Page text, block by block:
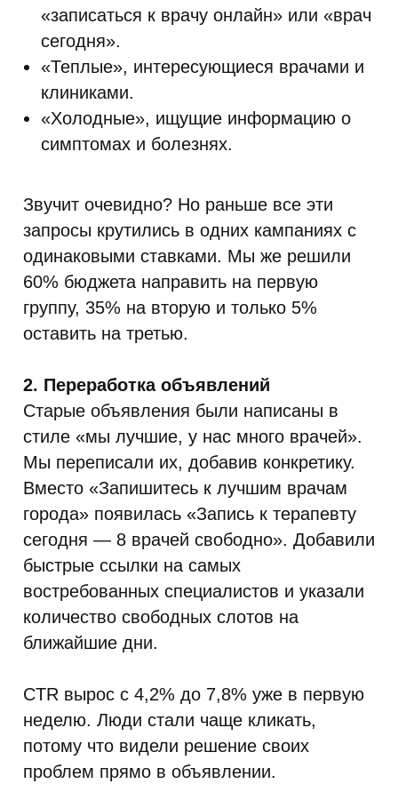
«записаться к врачу онлайн» или «врач
сегодня».
«Теплые», интересующиеся врачами и
клиниками.
«Холодные», ищущие информацию о
симптомах и болезнях.
Звучит очевидно? Но раньше все эти
запросы крутились в одних кампаниях с
одинаковыми ставками. Мы же решили
60% бюджета направить на первую
группу, 35% на вторую и только 5%
оставить на третью.
2. Переработка объявлений
Старые объявления были написаны в
стиле «мы лучшие, у нас много врачей».
Мы переписали их, добавив конкретику.
Вместо «Запишитесь к лучшим врачам
города» появилась «Запись к терапевту
сегодня — 8 врачей свободно». Добавили
быстрые ссылки на самых
востребованных специалистов и указали
количество свободных слотов на
ближайшие дни.
CTR вырос с 4,2% до 7,8% уже в первую
неделю. Люди стали чаще кликать,
потому что видели решение своих
проблем прямо в объявлении.